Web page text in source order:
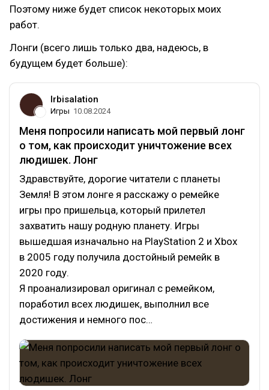
Поэтому ниже будет список некоторых моих
работ.
Лонги (всего лишь только два, надеюсь, в
будущем будет больше):
Irbisalation
Игры 10.08.2024
Меня попросили написать мой первый лонг
о том, как происходит уничтожение всех
людишек. Лонг
Здравствуйте, дорогие читатели с планеты
Земля! В этом лонге я расскажу о ремейке
игры про пришельца, который прилетел
захватить нашу родную планету. Игры
вышедшая изначально на PlayStation 2 и Xbox
в 2005 году получила достойный ремейк в
2020 году.
Я проанализировал оригинал с ремейком,
поработил всех людишек, выполнил все
достижения и немного пос…